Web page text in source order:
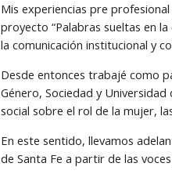
Mis experiencias pre
proyecto “Palabras sueltas en
la comunicación institucional y
Desde entonces trabajé como
Género, Sociedad y
social sobre el rol de la mujer,
En este sentido, llevamos
de Santa Fe a partir de las